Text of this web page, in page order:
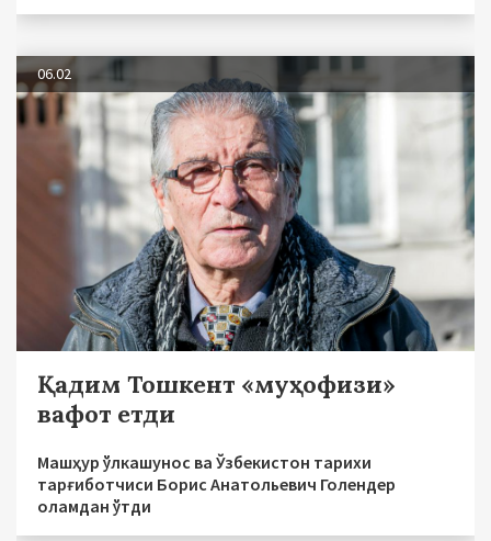
06.02
Қадим Тошкент «муҳофизи»
вафот етди
Машҳур ўлкашунос ва Ўзбекистон тарихи
тарғиботчиси Борис Анатольевич Голендер
оламдан ўтди